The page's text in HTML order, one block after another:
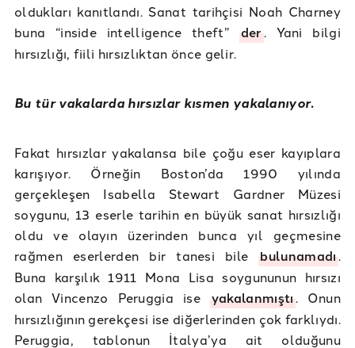
oldukları kanıtlandı. Sanat tarihçisi Noah Charney
buna “inside intelligence theft” der. Yani bilgi
hırsızlığı, fiili hırsızlıktan önce gelir.
Bu tür vakalarda hırsızlar kısmen yakalanıyor.
Fakat hırsızlar yakalansa bile çoğu eser kayıplara
karışıyor. Örneğin Boston’da 1990 yılında
gerçekleşen Isabella Stewart Gardner Müzesi
soygunu, 13 eserle tarihin en büyük sanat hırsızlığı
oldu ve olayın üzerinden bunca yıl geçmesine
rağmen eserlerden bir tanesi bilebulunamadı.
Buna karşılık 1911 Mona Lisa soygununun hırsızı
olan Vincenzo Peruggia ise yakalanmıştı. Onun
hırsızlığının gerekçesi ise diğerlerinden çok farklıydı.
Peruggia, tablonun İtalya’ya ait olduğunu